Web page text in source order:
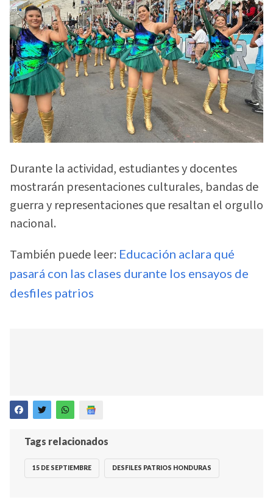
Durante la actividad, estudiantes y docentes
mostrarán presentaciones culturales, bandas de
guerra y representaciones que resaltan el orgullo
nacional.
También puede leer: Educación aclara qué
pasará con las clases durante los ensayos de
desfiles patrios
Tags relacionados
15 DE SEPTIEMBRE DESFILES PATRIOS HONDURAS